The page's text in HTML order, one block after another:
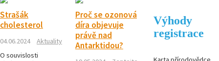
Strašák
cholesterol
04.06.2024
Aktuality
O souvislosti
Proč se ozonová
díra objevuje
právě nad
Antarktidou?
Výhody
registrace